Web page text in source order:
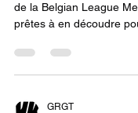
de la Belgian League
prêtes à en découdre
GRGT